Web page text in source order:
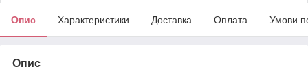
Опис Характеристики Доставка Оплата Умови
Опис